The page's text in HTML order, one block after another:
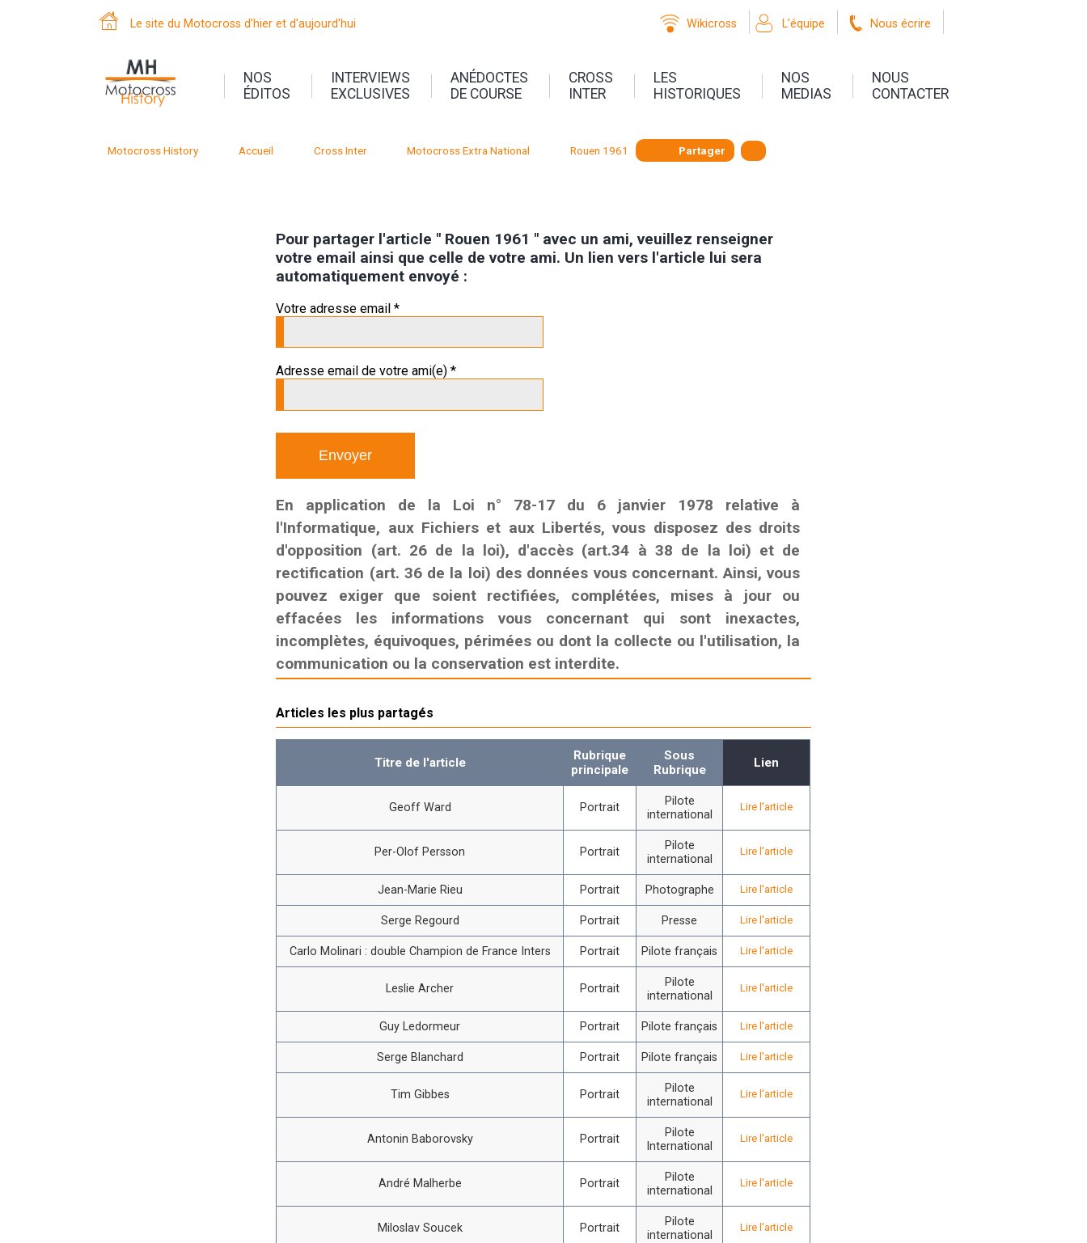
Le site du Motocross d'hier et d'aujourd'hui Wikicross L'équipe Nous écrire
NOS
ÉDITOS
INTERVIEWS
EXCLUSIVES
ANÉDOCTES
DE COURSE
CROSS
INTER
LES
HISTORIQUES
NOS
MEDIAS
NOUS
CONTACTER
Motocross History Accueil Cross Inter Motocross Extra National Rouen 1961 Partager
Pour partager l'article " Rouen 1961 " avec un ami, veuillez renseigner
votre email ainsi que celle de votre ami. Un lien vers l'article lui sera
automatiquement envoyé :
Votre adresse email *
Adresse email de votre ami(e) *
En application de la Loi n° 78-17 du 6 janvier 1978 relative à
l'Informatique, aux Fichiers et aux Libertés, vous disposez des droits
d'opposition (art. 26 de la loi), d'accès (art.34 à 38 de la loi) et de
rectification (art. 36 de la loi) des données vous concernant. Ainsi, vous
pouvez exiger que soient rectifiées, complétées, mises à jour ou
effacées les informations vous concernant qui sont inexactes,
incomplètes, équivoques, périmées ou dont la collecte ou l'utilisation, la
communication ou la conservation est interdite.
Articles les plus partagés
Titre de l'article
Rubrique
principale
Sous
Rubrique
Lien
Geoff Ward Portrait
Pilote
international
Lire l'article
Per-Olof Persson Portrait
Pilote
international
Lire l'article
Jean-Marie Rieu Portrait Photographe Lire l'article
Serge Regourd Portrait Presse Lire l'article
Carlo Molinari : double Champion de France Inters Portrait Pilote français Lire l'article
Leslie Archer Portrait
Pilote
international
Lire l'article
Guy Ledormeur Portrait Pilote français Lire l'article
Serge Blanchard Portrait Pilote français Lire l'article
Tim Gibbes Portrait
Pilote
international
Lire l'article
Antonin Baborovsky Portrait
Pilote
International
Lire l'article
André Malherbe Portrait
Pilote
international
Lire l'article
Miloslav Soucek Portrait
Pilote
international
Lire l'article